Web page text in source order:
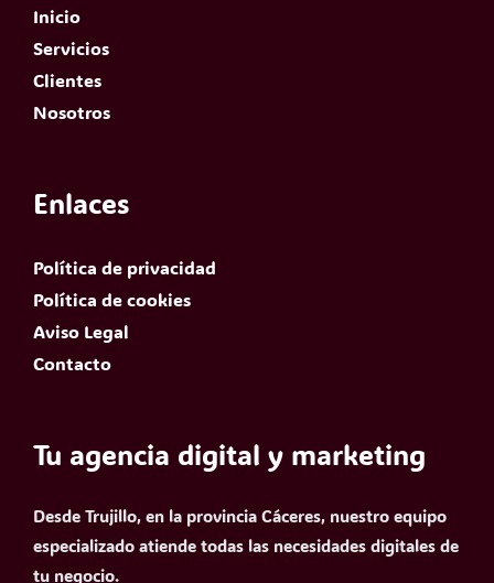
Inicio
Servicios
Clientes
Nosotros
Enlaces
Política de privacidad
Política de cookies
Aviso Legal
Contacto
Tu agencia digital y marketing
Desde Trujillo, en la provincia Cáceres, nuestro equipo
especializado atiende todas las necesidades digitales de
tu negocio.